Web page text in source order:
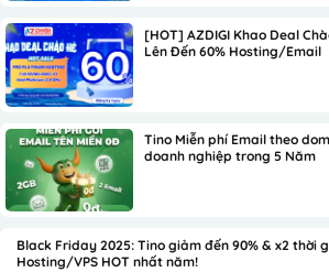
[HOT] AZDIGI Khao Deal
Lên Đến 60% Hosting/Email
Tino Miễn phí Email theo
doanh nghiệp trong 5 Năm
Black Friday 2025: Tino giảm đến 90% & x2 thời
Hosting/VPS HOT nhất năm!